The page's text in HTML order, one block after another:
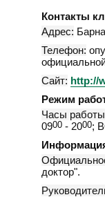
Контакты
Адрес:
Телефон:
Сайт: http://
Режим
Часы
0900 - 2000;
доктор".